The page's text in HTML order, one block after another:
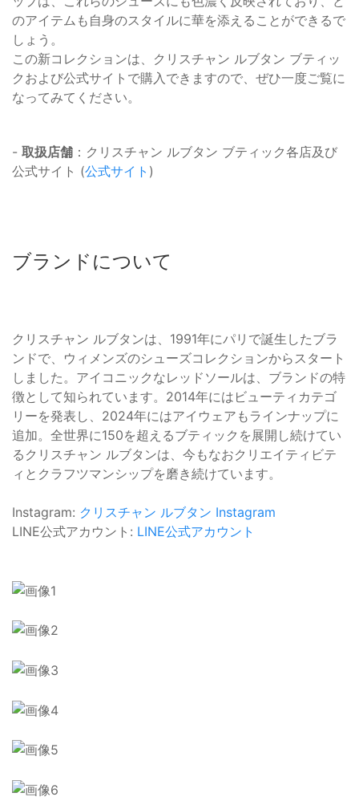
のアイテムも自身のスタイルに華を添えることができるで
しょう。
この新コレクションは、クリスチャン ルブタン ブティッ
クおよび公式サイトで購入できますので、ぜひ一度ご覧に
なってみてください。
- 取扱店舗 ：クリスチャン ルブタン ブティック各店及び
公式サイト (公式サイト )
ブランドについて
クリスチャン ルブタンは、1991年にパリで誕生したブラ
ンドで、ウィメンズのシューズコレクションからスタート
しました。アイコニックなレッドソールは、ブランドの特
徴として知られています。2014年にはビューティカテゴ
リーを発表し、2024年にはアイウェアもラインナップに
追加。全世界に150を超えるブティックを展開し続けてい
るクリスチャン ルブタンは、今もなおクリエイティビテ
ィとクラフツマンシップを磨き続けています。
Instagram: クリスチャン ルブタン Instagram
LINE公式アカウント: LINE公式アカウント